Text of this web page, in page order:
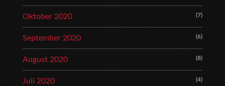
Oktober 2020 (7)
September 2020 (6)
August 2020 (8)
Juli 2020 (4)